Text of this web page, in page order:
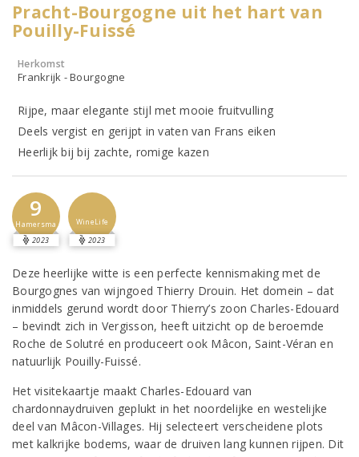
Pracht-Bourgogne uit het hart van
Pouilly-Fuissé
Herkomst
Frankrijk - Bourgogne
Rijpe, maar elegante stijl met mooie fruitvulling
Deels vergist en gerijpt in vaten van Frans eiken
Heerlijk bij bij zachte, romige kazen
9
Hamersma
2023
WineLife
2023
Deze heerlijke witte is een perfecte kennismaking met de
Bourgognes van wijngoed Thierry Drouin. Het domein – dat
inmiddels gerund wordt door Thierry’s zoon Charles-Edouard
– bevindt zich in Vergisson, heeft uitzicht op de beroemde
Roche de Solutré en produceert ook Mâcon, Saint-Véran en
natuurlijk Pouilly-Fuissé.
Het visitekaartje maakt Charles-Edouard van
chardonnaydruiven geplukt in het noordelijke en westelijke
deel van Mâcon-Villages. Hij selecteert verscheidene plots
met kalkrijke bodems, waar de druiven lang kunnen rijpen. Dit